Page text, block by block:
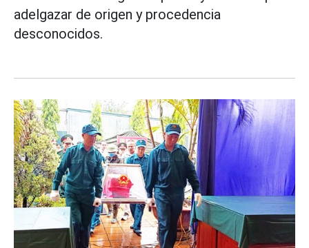
adelgazar de origen y procedencia
desconocidos.